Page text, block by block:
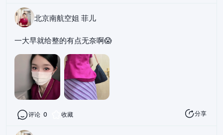
北京南航空姐 菲儿
一大早就给整的有点无奈啊😱
评论 0 收藏 分享